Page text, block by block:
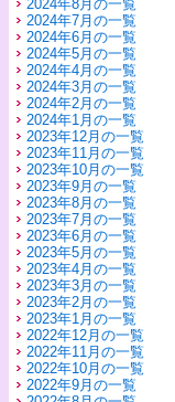
2024年8月の一覧
2024年7月の一覧
2024年6月の一覧
2024年5月の一覧
2024年4月の一覧
2024年3月の一覧
2024年2月の一覧
2024年1月の一覧
2023年12月の一覧
2023年11月の一覧
2023年10月の一覧
2023年9月の一覧
2023年8月の一覧
2023年7月の一覧
2023年6月の一覧
2023年5月の一覧
2023年4月の一覧
2023年3月の一覧
2023年2月の一覧
2023年1月の一覧
2022年12月の一覧
2022年11月の一覧
2022年10月の一覧
2022年9月の一覧